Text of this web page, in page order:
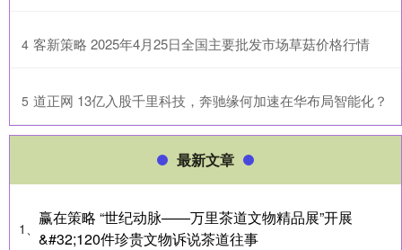
4 ​客新策略 2025年4月25日全国主要批发市场草菇价格行情
5 ​道正网 13亿入股千里科技，奔驰缘何加速在华布局智能化？
最新文章
1、
赢在策略 “世纪动脉——万里茶道文物精品展”开展
&#32;120件珍贵文物诉说茶道往事